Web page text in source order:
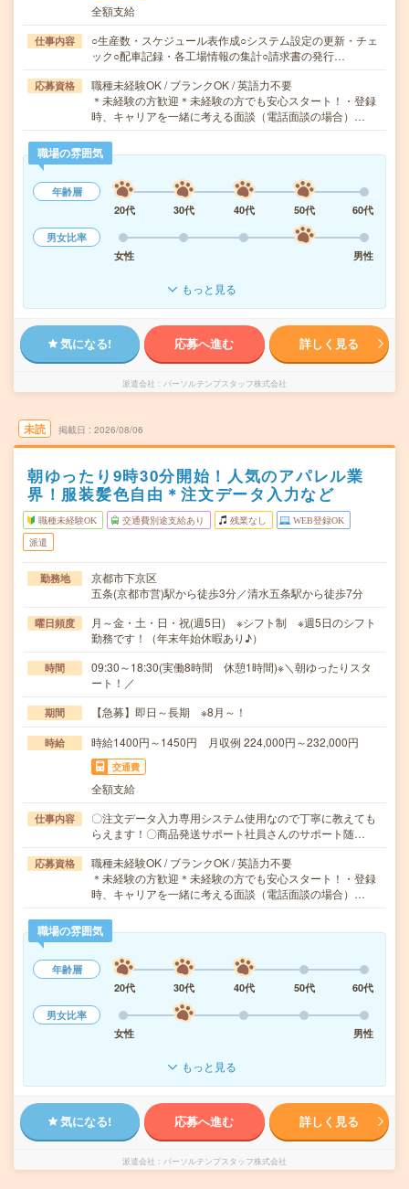
全額支給
仕事内容
○生産数・スケジュール表作成○システム設定の更新・チェ
ック○配車記録・各工場情報の集計○請求書の発行…
応募資格
職種未経験OK / ブランクOK / 英語力不要
＊未経験の方歓迎＊未経験の方でも安心スタート！・登録
時、キャリアを一緒に考える面談（電話面談の場合）…
職場の雰囲気
年齢層
20代
30代 40代 50代
60代
男女比率
女性
男性
もっと見る
気になる! 応募へ進む 詳しく見る
派遣会社 パーソルテンプスタッフ株式会社
未読 掲載日 2026/08/06
朝ゆったり9時30分開始！人気のアパレル業
界！服装髪色自由＊注文データ入力など
職種未経験OK 交通費別途支給あり 残業なし WEB登録OK
派遣
勤務地
京都市下京区
五条(京都市営)駅から徒歩3分／清水五条駅から徒歩7分
曜日頻度
月～金・土・日・祝(週5日) ※シフト制 ※週5日のシフト
勤務です！（年末年始休暇あり♪）
時間
09:30～18:30(実働8時間 休憩1時間)※＼朝ゆったりスタ
ート！／
期間 【急募】即日～長期 ※8月～！
時給 時給1400円～1450円 月収例 224,000円～232,000円
交通費
全額支給
仕事内容
〇注文データ入力専用システム使用なので丁寧に教えても
らえます！〇商品発送サポート社員さんのサポート随…
応募資格
職種未経験OK / ブランクOK / 英語力不要
＊未経験の方歓迎＊未経験の方でも安心スタート！・登録
時、キャリアを一緒に考える面談（電話面談の場合）…
職場の雰囲気
年齢層
20代
30代 40代 50代
60代
男女比率
女性
男性
もっと見る
気になる! 応募へ進む 詳しく見る
派遣会社 パーソルテンプスタッフ株式会社